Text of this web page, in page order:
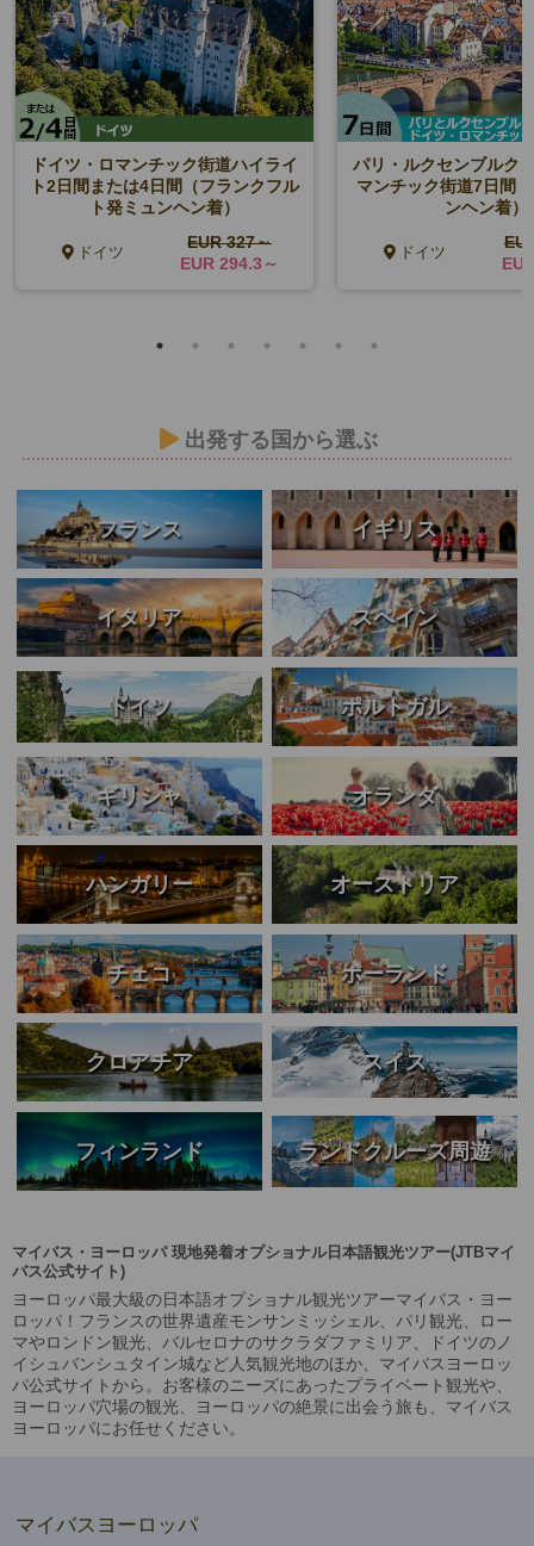
ドイツ・ロマンチック街道ハイライ
ト2日間または4日間（フランクフル
ト発ミュンヘン着）
ドイツ
EUR 327～
EUR 294.3～
パリ・ルクセンブルク
マンチック街道7日間
ンヘン着）
ドイツ
出発する国から選ぶ
フランス イギリス
イタリア スペイン
ドイツ ポルトガル
ギリシャ オランダ
ハンガリー オーストリア
チェコ ポーランド
クロアチア スイス
フィンランド ランドクルーズ周遊
マイバス・ヨーロッパ 現地発着オプショナル日本語観光ツアー(JTBマイ
バス公式サイト)
ヨーロッパ最大級の日本語オプショナル観光ツアーマイバス・ヨー
ロッパ！フランスの世界遺産モンサンミッシェル、パリ観光、ロー
マやロンドン観光、バルセロナのサクラダファミリア、ドイツのノ
イシュバンシュタイン城など人気観光地のほか、マイバスヨーロッ
パ公式サイトから。お客様のニーズにあったプライベート観光や、
ヨーロッパ穴場の観光、ヨーロッパの絶景に出会う旅も、マイバス
ヨーロッパにお任せください。
マイバスヨーロッパ